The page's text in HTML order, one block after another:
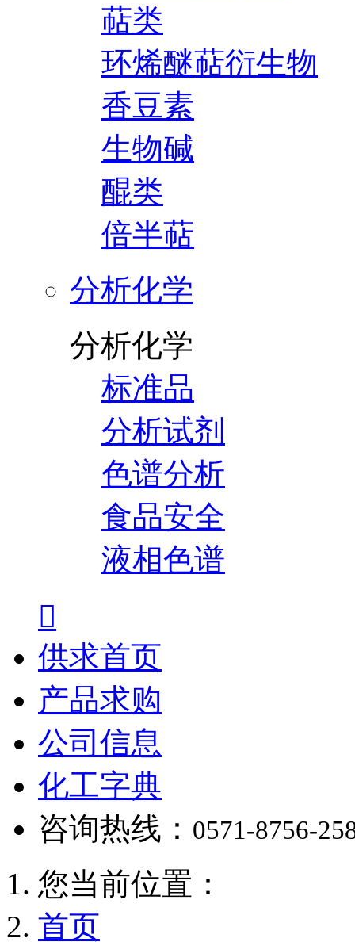
萜类
环烯醚萜衍生物
香豆素
生物碱
醌类
倍半萜
分析化学
分析化学
标准品
分析试剂
色谱分析
食品安全
液相色谱

供求首页
产品求购
公司信息
化工字典
咨询热线： 0571-8756-
您当前位置：
首页